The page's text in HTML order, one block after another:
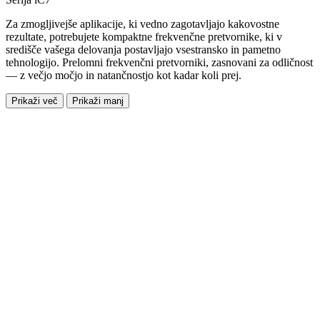
Za zmogljivejše aplikacije, ki vedno zagotavljajo kakovostne
rezultate, potrebujete kompaktne frekvenčne pretvornike, ki v
središče vašega delovanja postavljajo vsestransko in pametno
tehnologijo. Prelomni frekvenčni pretvorniki, zasnovani za odličnost
— z večjo močjo in natančnostjo kot kadar koli prej.
Prikaži več Prikaži manj